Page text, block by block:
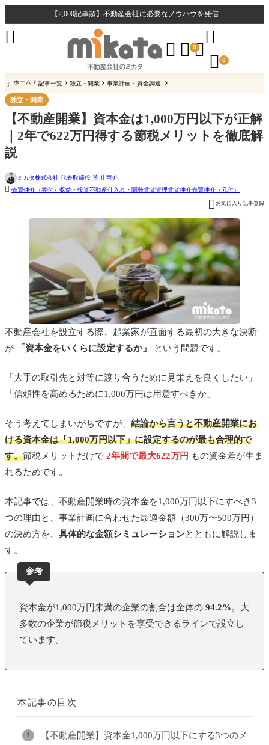
【2,000記事超】不動産会社に必要なノウハウを発信
  0

 0

 ホーム 記事一覧 独立・開業 事業計画・資金調達
独立・開業
【不動産開業】資本金は1,000万円以下が正解
｜2年で622万円得する節税メリットを徹底解
説
ミカタ株式会社 代表取締役 荒川 竜介
 売買仲介（客付） 収益・投資不動産仕入れ・開発賃貸管理賃貸仲介売買仲介（元付）
 お気に入り記事登録
不動産会社を設立する際、起業家が直面する最初の大きな決断
が
「資本金をいくらに設定するか」 という問題です。
「大手の取引先と対等に渡り合うために見栄えを良くしたい」
「信頼性を高めるために1,000万円は用意すべきか」
そう考えてしまいがちですが、 結論から言うと不動産開業にお
ける資本金は「1,000万円以下」に設定するのが最も合理的で
す。節税メリットだけで 2年間で最大622万円 もの資金差が生ま
れるためです。
本記事では、不動産開業時の資本金を1,000万円以下にすべき3
つの理由と、事業計画に合わせた最適金額（300万〜500万円）
の決め方を、 具体的な金額シミュレーションとともに解説しま
す。
参考
資本金が1,000万円未満の企業の割合は全体の 94.2%。大
多数の企業が節税メリットを享受できるラインで設立し
ています。
本記事の目次
【不動産開業】資本金1,000万円以下にする3つのメ